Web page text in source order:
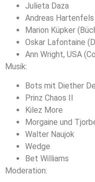
Julieta Daza
Andreas Hartenfels
Marion Küpker
Oskar Lafontaine
Ann Wright, USA
Musik:
Bots mit Diether
Prinz Chaos II
Kilez More
Morgaine und
Walter Naujok
Wedge
Bet Williams
Moderation: